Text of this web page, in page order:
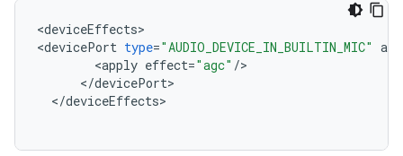
<deviceEffects>
<devicePort type="AUDIO_DEVICE_IN_BUILTIN_MIC"
<apply effect="agc" />
</devicePort>
</deviceEffects>